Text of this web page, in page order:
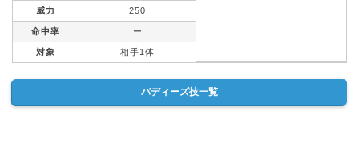
威力 250
命中率 ー
対象 相手1体
バディーズ技一覧